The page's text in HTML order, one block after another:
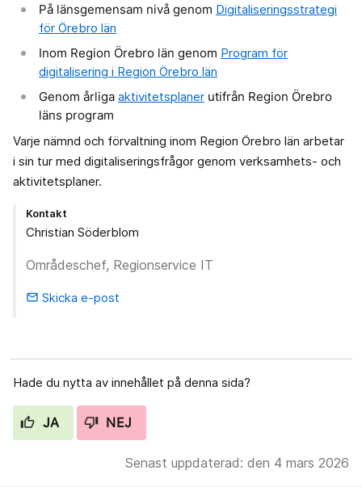
På länsgemensam nivå genom Digitaliseringsstrategi
för Örebro län
Inom Region Örebro län genom Program för
digitalisering i Region Örebro län
Genom årliga aktivitetsplaner utifrån Region Örebro
läns program
Varje nämnd och förvaltning inom Region Örebro län arbetar
i sin tur med digitaliseringsfrågor genom verksamhets- och
aktivitetsplaner.
Kontakt
Christian Söderblom
Områdeschef, Regionservice IT
email Skicka e-post
Hade du nytta av innehållet på denna sida?
JA NEJ
Senast uppdaterad: den 4 mars 2026